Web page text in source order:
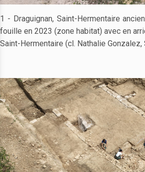
1 - Draguignan, Saint-Hermentaire
fouille en 2023 (zone habitat) avec en
Saint-Hermentaire (cl. Nathalie Gonzalez,